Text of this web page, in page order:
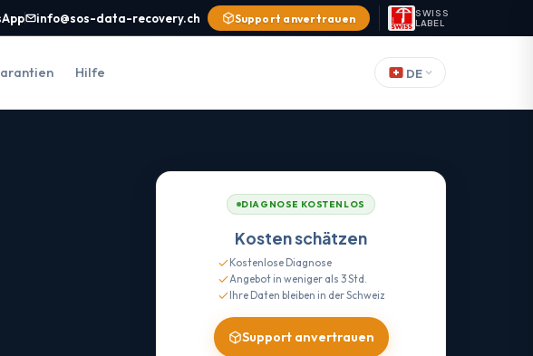
info@sos-data-recovery.ch Support anvertrauen
SWISS
LABEL
Hilfe DE
DIAGNOSE KOSTENLOS
Kosten schätzen
Kostenlose Diagnose
Angebot in weniger als 3 Std.
Ihre Daten bleiben in der Schweiz
Support anvertrauen